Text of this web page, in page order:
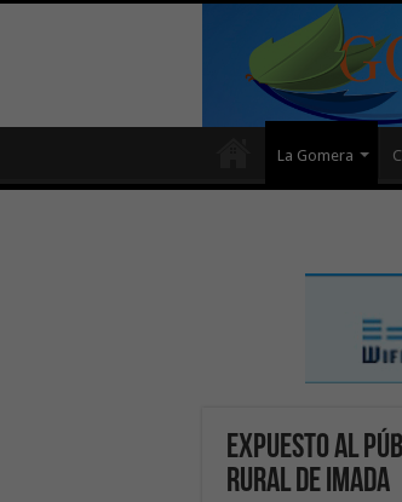
La Gomera
Expuesto al
Rural de Imada